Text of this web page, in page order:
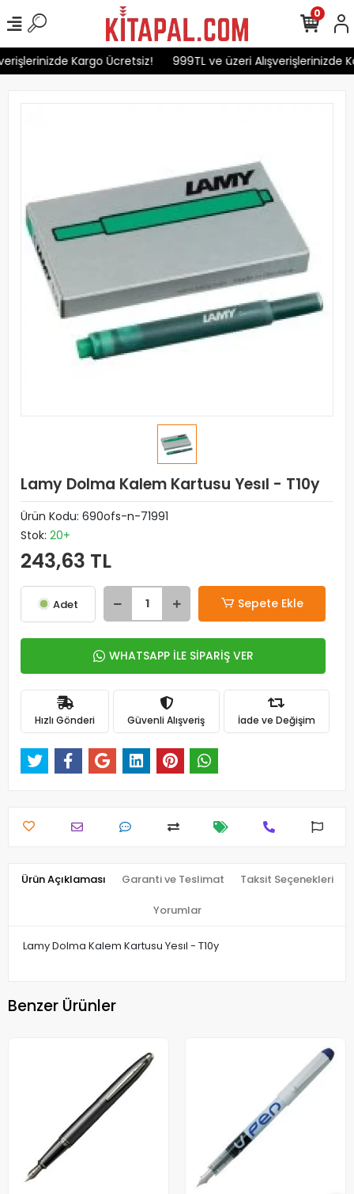
Kargo Ücretsiz! 999TL ve üzeri Alışverişlerinizde
0
Lamy Dolma Kalem Kartusu Yesıl - T10y
Ürün Kodu: 690ofs-n-71991
Stok: 20+
243,63 TL
Adet Sepete Ekle
WHATSAPP İLE SİPARİŞ VER
Hızlı Gönderi Güvenli Alışveriş İade ve Değişim
Ürün Açıklaması Garanti ve Teslimat Taksit Seçenekleri
Yorumlar
Lamy Dolma Kalem Kartusu Yesıl - T10y
Benzer Ürünler